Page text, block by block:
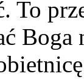
To
Boga